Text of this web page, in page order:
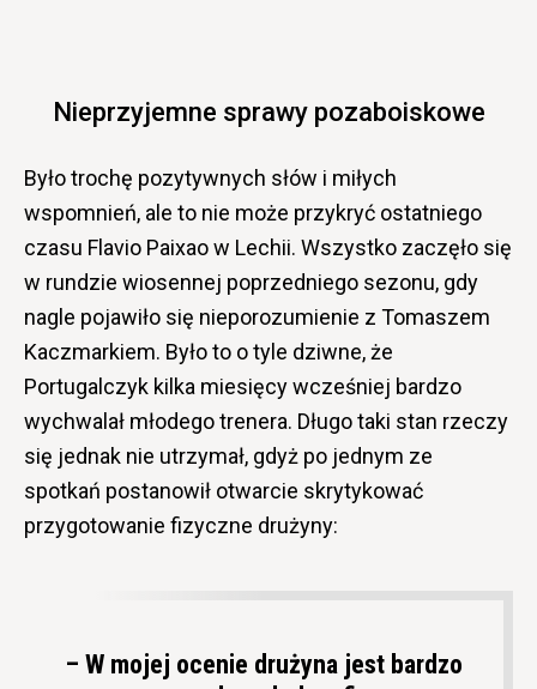
Nieprzyjemne sprawy pozaboiskowe
Było trochę pozytywnych słów i miłych
wspomnień, ale to nie może przykryć ostatniego
czasu Flavio Paixao w Lechii. Wszystko zaczęło się
w rundzie wiosennej poprzedniego sezonu, gdy
nagle pojawiło się nieporozumienie z Tomaszem
Kaczmarkiem. Było to o tyle dziwne, że
Portugalczyk kilka miesięcy wcześniej bardzo
wychwalał młodego trenera. Długo taki stan rzeczy
się jednak nie utrzymał, gdyż po jednym ze
spotkań postanowił otwarcie skrytykować
przygotowanie fizyczne drużyny:
– W mojej ocenie drużyna jest bardzo